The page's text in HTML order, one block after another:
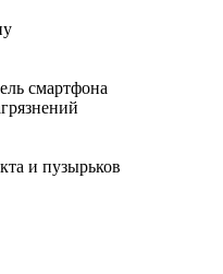
смартфона
и пузырьков